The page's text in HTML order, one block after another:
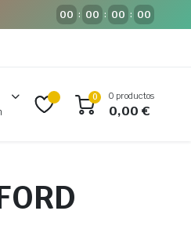
00 : 00 : 00 : 00
0 0 productos
0,00€